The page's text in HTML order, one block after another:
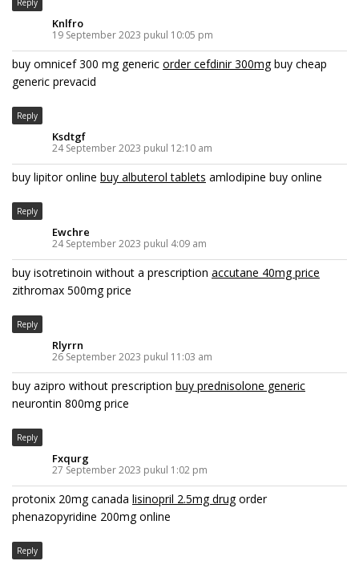
Knlfro
19 September 2023 pukul 10:05 pm
buy omnicef 300 mg generic order cefdinir 300mgbuy cheap
generic prevacid
Reply
Ksdtgf
24 September 2023 pukul 12:10 am
buy lipitor online buy albuterol tablets amlodipine buy online
Reply
Ewchre
24 September 2023 pukul 4:09 am
buy isotretinoin without a prescription accutane 40mg price
zithromax 500mg price
Reply
Rlyrrn
26 September 2023 pukul 11:03 am
buy azipro without prescription buy prednisolone generic
neurontin 800mg price
Reply
Fxqurg
27 September 2023 pukul 1:02 pm
protonix 20mg canada lisinopril 2.5mg drugorder
phenazopyridine 200mg online
Reply